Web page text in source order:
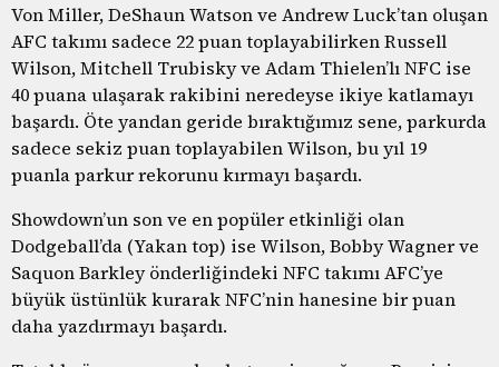
Von Miller, DeShaun Watson ve Andrew Luck’tan oluşan
AFC takımı sadece 22 puan toplayabilirken Russell
Wilson, Mitchell Trubisky ve Adam Thielen’lı NFC ise
40 puana ulaşarak rakibini neredeyse ikiye katlamayı
başardı. Öte yandan geride bıraktığımız sene, parkurda
sadece sekiz puan toplayabilen Wilson, bu yıl 19
puanla parkur rekorunu kırmayı başardı.
Showdown’un son ve en popüler etkinliği olan
Dodgeball’da (Yakan top) ise Wilson, Bobby Wagner ve
Saquon Barkley önderliğindeki NFC takımı AFC’ye
büyük üstünlük kurarak NFC’nin hanesine bir puan
daha yazdırmayı başardı.